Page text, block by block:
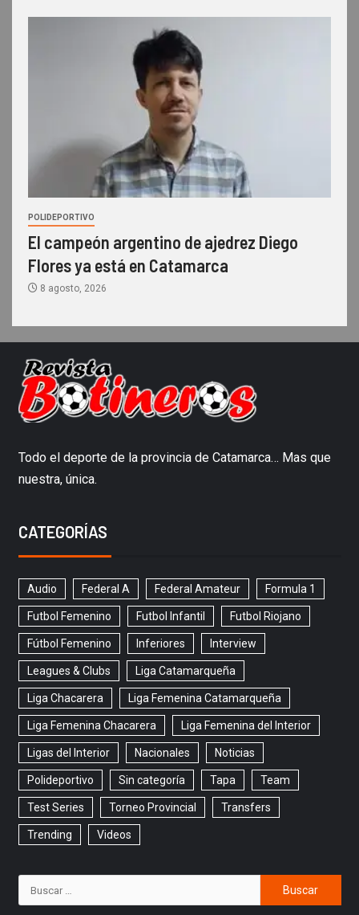
POLIDEPORTIVO
El campeón argentino de ajedrez Diego
Flores ya está en Catamarca
8 agosto, 2026
Todo el deporte de la provincia de Catamarca… Mas que
nuestra, única.
CATEGORÍAS
Audio Federal A Federal Amateur Formula 1
Futbol Femenino Futbol Infantil Futbol Riojano
Fútbol Femenino Inferiores Interview
Leagues & Clubs Liga Catamarqueña
Liga Chacarera Liga Femenina Catamarqueña
Liga Femenina Chacarera Liga Femenina del Interior
Ligas del Interior Nacionales Noticias
Polideportivo Sin categoría Tapa Team
Test Series Torneo Provincial Transfers
Trending Videos